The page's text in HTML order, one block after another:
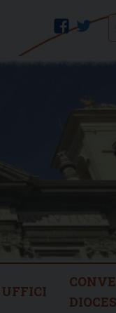
facebook
UFFICI